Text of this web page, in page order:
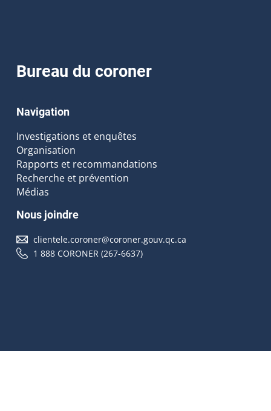
Bureau du coroner
Navigation
Investigations et enquêtes
Organisation
Rapports et recommandations
Recherche et prévention
Médias
Nous joindre
clientele.coroner@coroner.gouv.qc.ca
1 888 CORONER (267-6637)